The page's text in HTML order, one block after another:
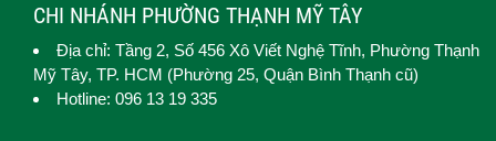
CHI NHÁNH PHƯỜNG THẠNH MỸ TÂY
Địa chỉ: Tầng 2, Số 456 Xô Viết Nghệ Tĩnh, Phường Thạnh
Mỹ Tây, TP. HCM (Phường 25, Quận Bình Thạnh cũ)
Hotline: 096 13 19 335